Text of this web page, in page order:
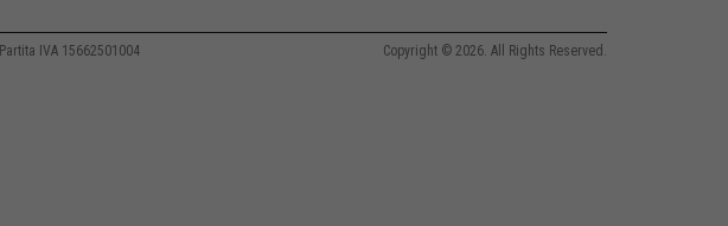
Partita IVA 15662501004 Copyright © 2026. All Rights Reserved.